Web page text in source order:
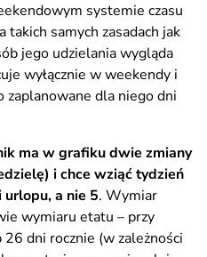
systemie czasu
samych zasadach jak
jego udzielania wygląda
wyłącznie w weekendy i
dla niego dni
ma w grafiku dwie zmiany
i chce wziąć tydzień
a nie 5. Wymiar
wymiaru etatu – przy
dni rocznie (w zależności